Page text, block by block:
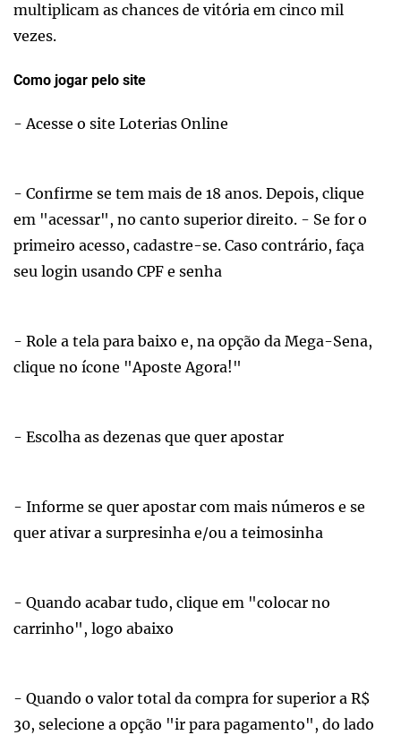
multiplicam as chances de vitória em cinco mil
vezes.
Como jogar pelo site
- Acesse o site Loterias Online
- Confirme se tem mais de 18 anos. Depois, clique
em "acessar", no canto superior direito. - Se for o
primeiro acesso, cadastre-se. Caso contrário, faça
seu login usando CPF e senha
- Role a tela para baixo e, na opção da Mega-Sena,
clique no ícone "Aposte Agora!"
- Escolha as dezenas que quer apostar
- Informe se quer apostar com mais números e se
quer ativar a surpresinha e/ou a teimosinha
- Quando acabar tudo, clique em "colocar no
carrinho", logo abaixo
- Quando o valor total da compra for superior a R$
30, selecione a opção "ir para pagamento", do lado